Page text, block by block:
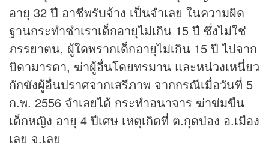
อายุ 32 ปี อาชีพรับจ้าง เป็นจำเลย ในความผิด
ฐานกระทำชำเราเด็กอายุไม่เกิน 15 ปี ซึ่งไม่ใช่
ภรรยาตน, ผู้ใดพรากเด็กอายุไม่เกิน 15 ปี ไปจาก
บิดามารดา, ฆ่าผู้อื่นโดยทรมาน และหน่วงเหนี่ยว
กักขังผู้อื่นปราศจากเสรีภาพ จากกรณีเมื่อวันที่ 5
ก.พ. 2556 จำเลยได้ กระทำอนาจาร ฆ่าข่มขืน
เด็กหญิง อายุ 4 ปีเศษ เหตุเกิดที่ ต.กุดป่อง อ.เมือง
เลย จ.เลย